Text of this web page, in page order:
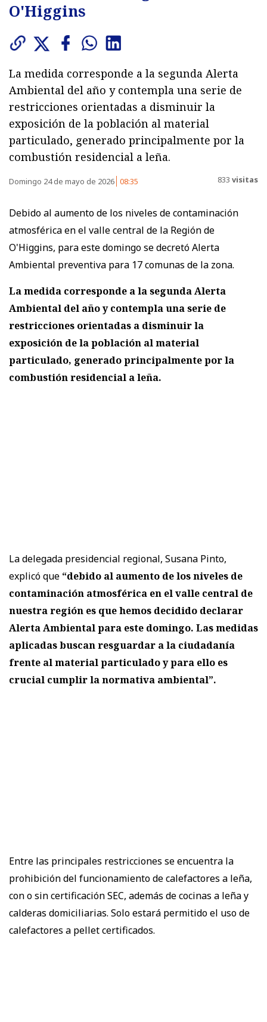
O'Higgins
La medida corresponde a la segunda Alerta
Ambiental del año y contempla una serie de
restricciones orientadas a disminuir la
exposición de la población al material
particulado, generado principalmente por la
combustión residencial a leña.
Domingo 24 de mayo de 2026 08:35 833 visitas
Debido al aumento de los niveles de contaminación
atmosférica en el valle central de la Región de
O'Higgins, para este domingo se decretó Alerta
Ambiental preventiva para 17 comunas de la zona.
La medida corresponde a la segunda Alerta
Ambiental del año y contempla una serie de
restricciones orientadas a disminuir la
exposición de la población al material
particulado, generado principalmente por la
combustión residencial a leña.
La delegada presidencial regional, Susana Pinto,
explicó que “debido al aumento de los niveles de
contaminación atmosférica en el valle central de
nuestra región es que hemos decidido declarar
Alerta Ambiental para este domingo. Las medidas
aplicadas buscan resguardar a la ciudadanía
frente al material particulado y para ello es
crucial cumplir la normativa ambiental”.
Entre las principales restricciones se encuentra la
prohibición del funcionamiento de calefactores a leña,
con o sin certificación SEC, además de cocinas a leña y
calderas domiciliarias. Solo estará permitido el uso de
calefactores a pellet certificados.